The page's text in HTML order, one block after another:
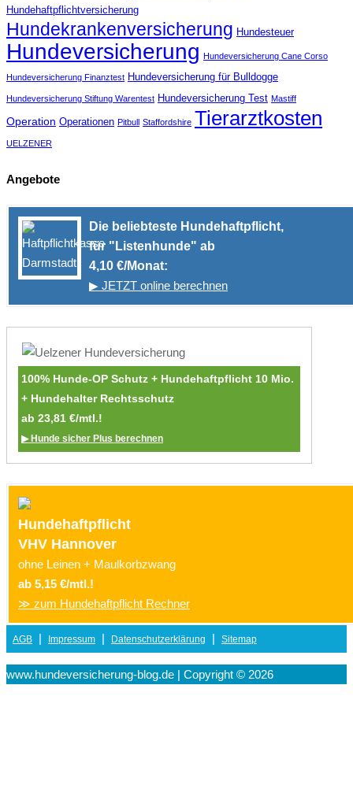
Hundehaftpflichtversicherung
Hundekrankenversicherung Hundesteuer
Hundeversicherung Hundeversicherung Cane Corso
Hundeversicherung Finanztest Hundeversicherung für Bulldogge
Hundeversicherung Stiftung Warentest Hundeversicherung Test Mastiff
Operation Operationen Pitbull Staffordshire Tierarztkosten
UELZENER
Angebote
Die beliebteste Hundehaftpflicht,
für "Listenhunde" ab
4,10 €/Monat:
▶ JETZT online berechnen
100% Hunde-OP Schutz + Hundehaftpflicht 10 Mio.
+ Hundehalter Rechtsschutz
ab 23,81 €/mtl.!
▶ Hunde sicher Plus berechnen
Hundehaftpflicht
VHV Hannover
ohne Leinen + Maulkorbzwang
ab 5,15 €/mtl.!
≫ zum Hundehaftpflicht Rechner
AGB | Impressum | Datenschutzerklärung | Sitemap
www.hundeversicherung-blog.de | Copyright © 2026